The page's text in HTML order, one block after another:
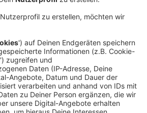
16.09.2021 07:22
den letzten Feierabendmarkt
Von 16 bis 20 Uhr präsentieren sich
auf dem Großen